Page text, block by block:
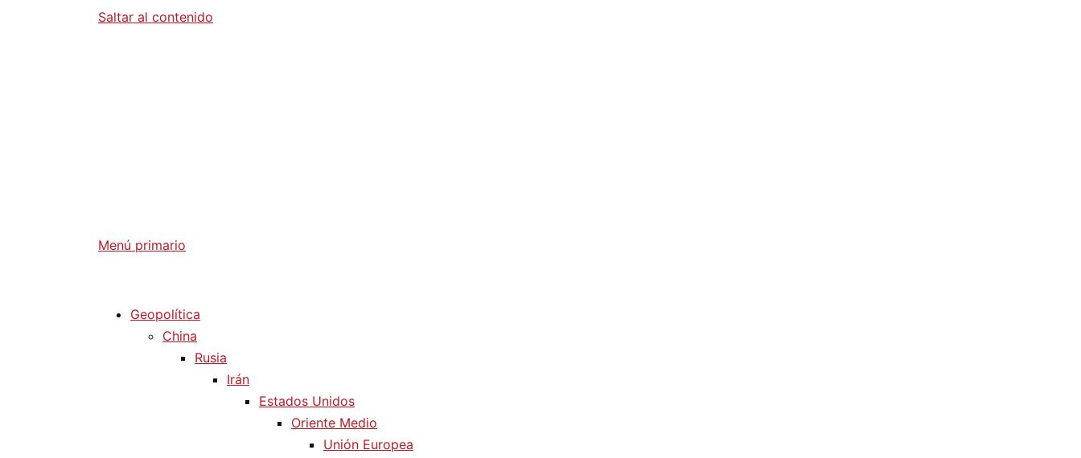
Saltar al contenido
Menú primario
Geopolítica
China
Rusia
Irán
Estados Unidos
Oriente Medio
Unión Europea